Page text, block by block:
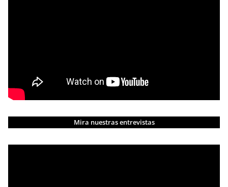
Mira nuestras entrevistas